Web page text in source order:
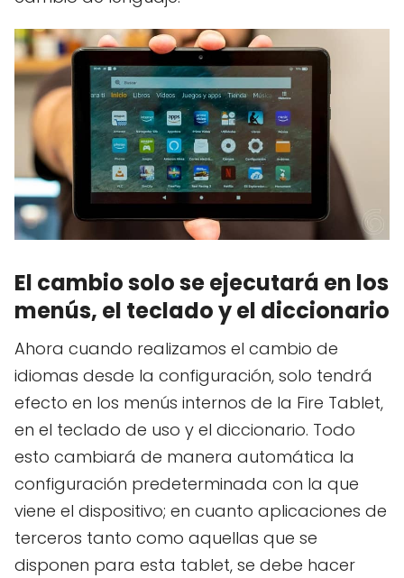
El cambio solo se ejecutará en los
menús, el teclado y el diccionario
Ahora cuando realizamos el cambio de
idiomas desde la configuración, solo tendrá
efecto en los menús internos de la Fire Tablet,
en el teclado de uso y el diccionario. Todo
esto cambiará de manera automática la
configuración predeterminada con la que
viene el dispositivo; en cuanto aplicaciones de
terceros tanto como aquellas que se
disponen para esta tablet, se debe hacer